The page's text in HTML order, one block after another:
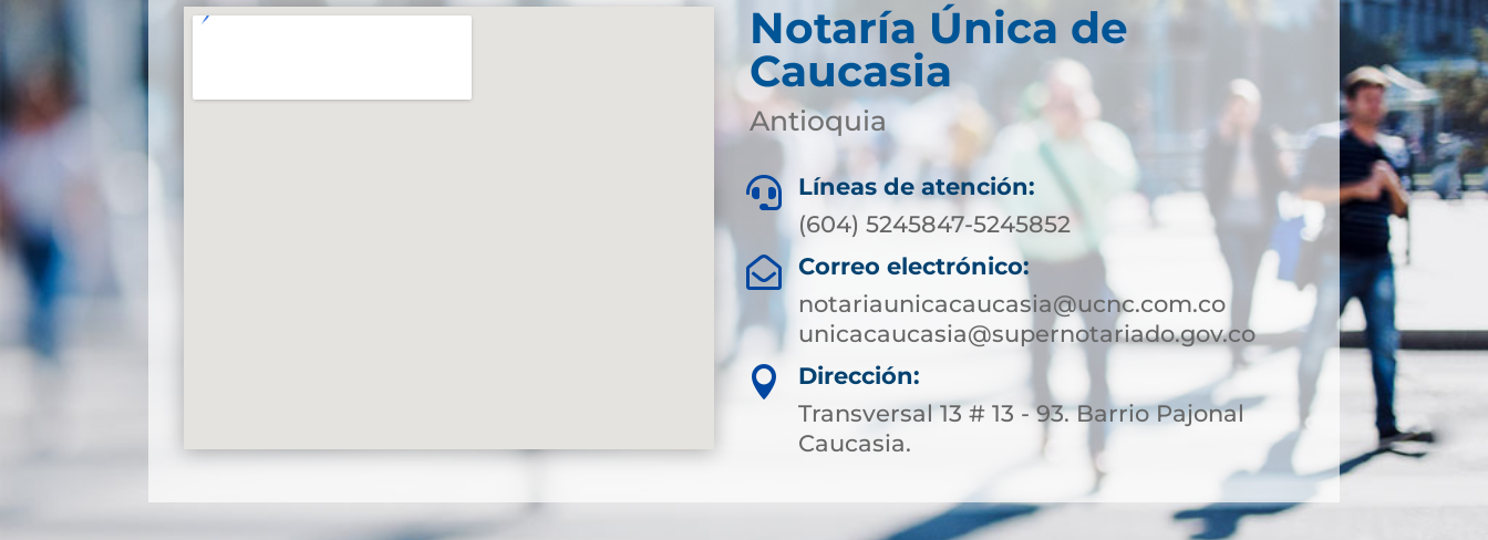
Notaría Única de
Caucasia
Antioquia

Líneas de atención:
(604) 5245847-5245852

Correo electrónico:
notariaunicacaucasia@ucnc.com.co
unicacaucasia@supernotariado.gov.co

Dirección:
Transversal 13 # 13 - 93. Barrio Pajonal
Caucasia.